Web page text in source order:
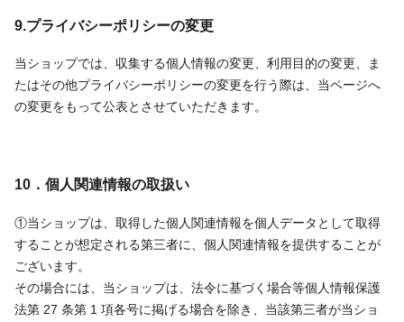
9.プライバシーポリシーの変更
当ショップでは、収集する個人情報の変更、利用目的の変更、ま
たはその他プライバシーポリシーの変更を行う際は、当ページへ
の変更をもって公表とさせていただきます。
10．個人関連情報の取扱い
①当ショップは、取得した個人関連情報を個人データとして取得
することが想定される第三者に、個人関連情報を提供することが
ございます。
その場合には、当ショップは、法令に基づく場合等個人情報保護
法第 27 条第 1 項各号に掲げる場合を除き、当該第三者が当ショ